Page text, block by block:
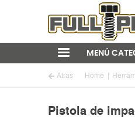
MENÚ
Atrás Home
Pistola de